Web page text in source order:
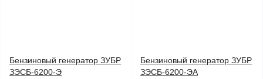
Бензиновый генератор ЗУБР
ЗЭСБ-6200-Э
Бензиновый генератор ЗУБР
ЗЭСБ-6200-ЭА